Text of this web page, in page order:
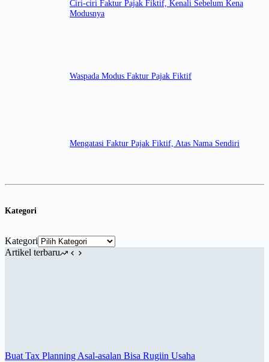
Ciri-ciri Faktur Pajak Fiktif, Kenali Sebelum Kena
Modusnya
Waspada Modus Faktur Pajak Fiktif
Mengatasi Faktur Pajak Fiktif, Atas Nama Sendiri
Kategori
Kategori
Artikel terbaru
Buat Tax Planning Asal-asalan Bisa Rugiin Usaha